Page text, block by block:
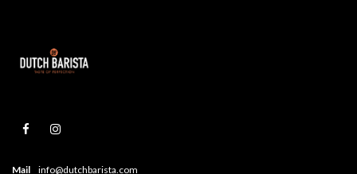
Mail info@dutchbarista.com